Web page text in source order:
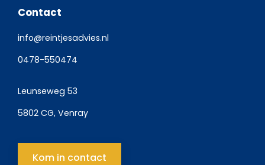
Contact
info@reintjesadvies.nl
0478-550474
Leunseweg 53
5802 CG, Venray
Kom in contact